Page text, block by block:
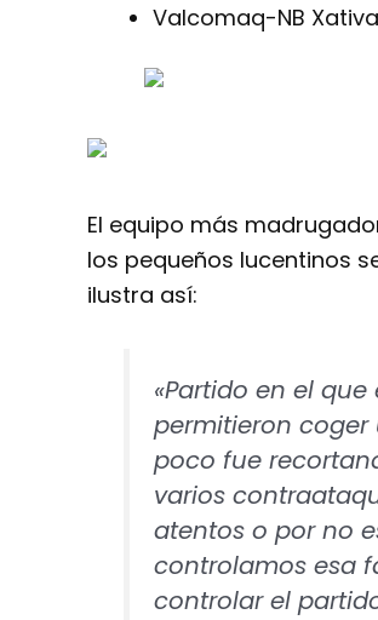
Valcomaq-NB
El equipo más
los pequeños lucentinos
ilustra así:
«Partido en el
permitieron coger
poco fue
varios
atentos o por no
controlamos esa
controlar el